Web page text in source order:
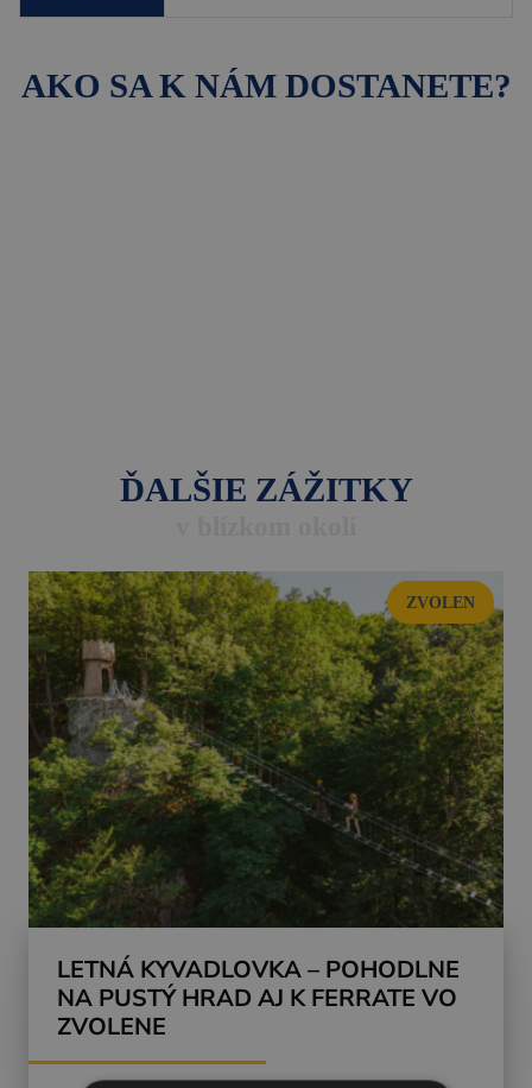
AKO SA K NÁM DOSTANETE?
ĎALŠIE ZÁŽITKY
ZVOLEN
LETNÁ KYVADLOVKA – POHODLNE
NA PUSTÝ HRAD AJ K FERRATE VO
ZVOLENE